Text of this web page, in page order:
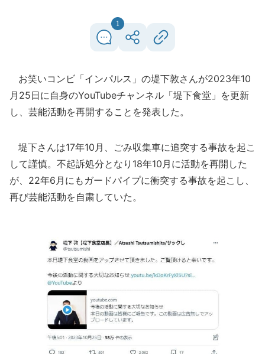
1
お笑いコンビ「インパルス」の堤下敦さんが2023年10
月25日に自身のYouTubeチャンネル「堤下食堂」を更新
し、芸能活動を再開することを発表した。
堤下さんは17年10月、ごみ収集車に追突する事故を起こ
して謹慎。不起訴処分となり18年10月に活動を再開した
が、22年6月にもガードパイプに衝突する事故を起こし、
再び芸能活動を自粛していた。